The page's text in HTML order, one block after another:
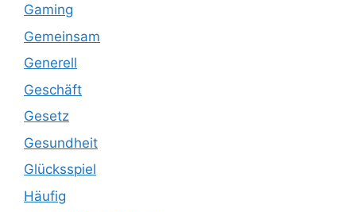
Gaming
Gemeinsam
Generell
Geschäft
Gesetz
Gesundheit
Glücksspiel
Häufig